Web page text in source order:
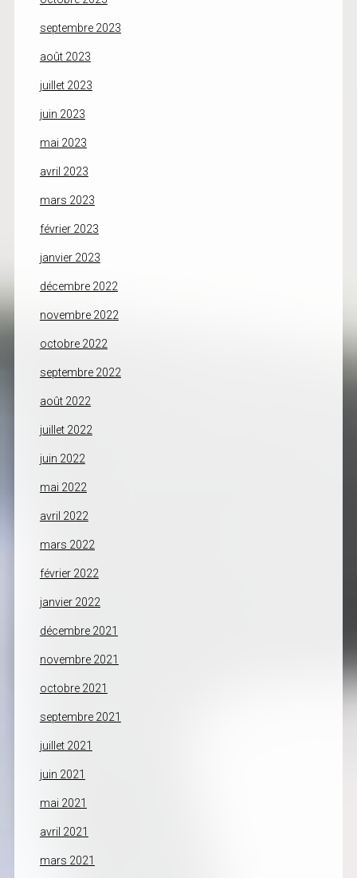
septembre 2023
août 2023
juillet 2023
juin 2023
mai 2023
avril 2023
mars 2023
février 2023
janvier 2023
décembre 2022
novembre 2022
octobre 2022
septembre 2022
août 2022
juillet 2022
juin 2022
mai 2022
avril 2022
mars 2022
février 2022
janvier 2022
décembre 2021
novembre 2021
octobre 2021
septembre 2021
juillet 2021
juin 2021
mai 2021
avril 2021
mars 2021